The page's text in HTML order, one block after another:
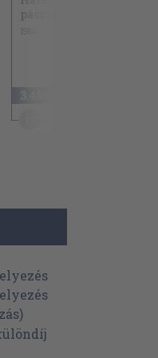
pásztorkodás